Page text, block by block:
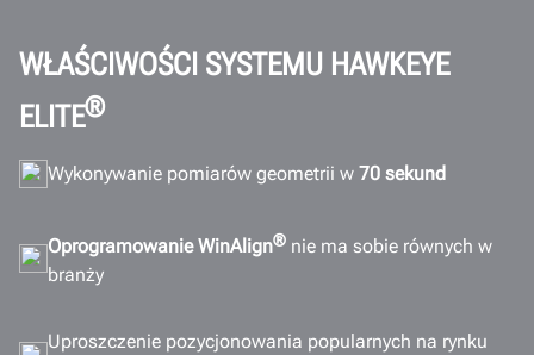
Oprogramowanie
Wydajność
Konfiguracje
Łączność
Dokumenty
WŁAŚCIWOŚCI SYSTEMU HAWKEYE
ELITE®
Wykonywanie pomiarów geometrii w 70 sekund
Oprogramowanie WinAlign® nie ma sobie równych w
branży
Uproszczenie pozycjonowania popularnych na rynku